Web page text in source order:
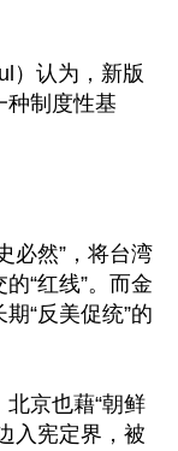
）认为，新版
种制度性基
必然”，将台湾
“红线”。而金
“反美促统”的
京也藉“朝鲜
入宪定界，被